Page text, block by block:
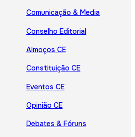
Comunicação & Media
Conselho Editorial
Almoços CE
Constituição CE
Eventos CE
Opinião CE
Debates & Fóruns